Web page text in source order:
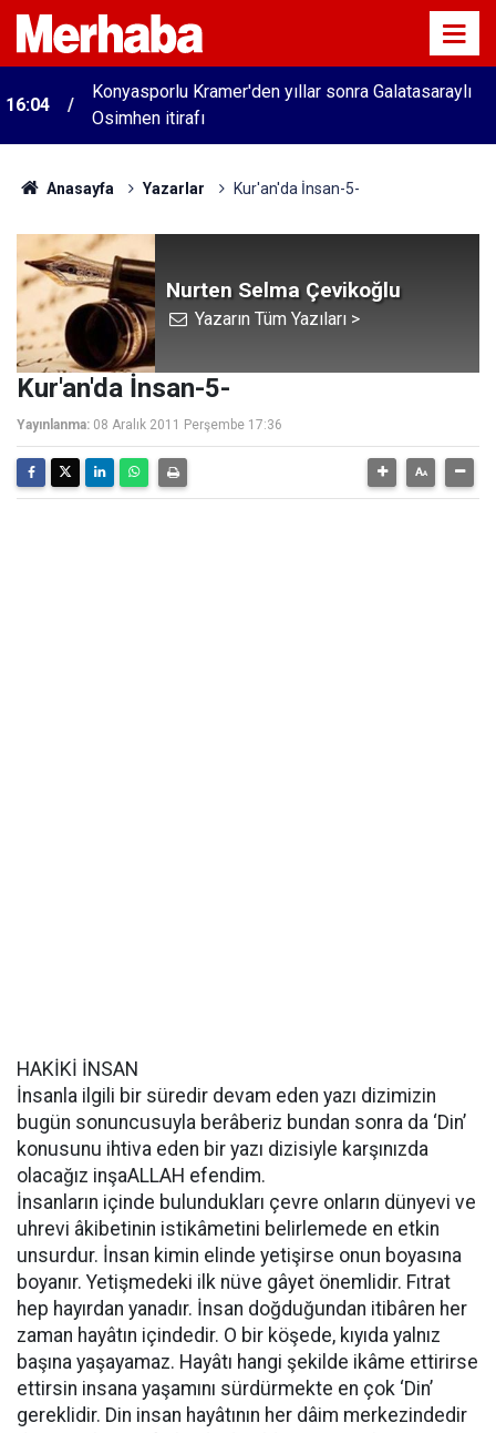
16:04
Konyasporlu Kramer'den yıllar sonra Galatasaraylı
Osimhen itirafı
Anasayfa Yazarlar Kur'an'da İnsan-5-
Nurten Selma Çevikoğlu
Yazarın Tüm Yazıları >
Kur'an'da İnsan-5-
Yayınlanma: 08 Aralık 2011 Perşembe 17:36
HAKİKİ İNSAN
İnsanla ilgili bir süredir devam eden yazı dizimizin
bugün sonuncusuyla berâberiz bundan sonra da ‘Din’
konusunu ihtiva eden bir yazı dizisiyle karşınızda
olacağız inşaALLAH efendim.
İnsanların içinde bulundukları çevre onların dünyevi ve
uhrevi âkibetinin istikâmetini belirlemede en etkin
unsurdur. İnsan kimin elinde yetişirse onun boyasına
boyanır. Yetişmedeki ilk nüve gâyet önemlidir. Fıtrat
hep hayırdan yanadır. İnsan doğduğundan itibâren her
zaman hayâtın içindedir. O bir köşede, kıyıda yalnız
başına yaşayamaz. Hayâtı hangi şekilde ikâme ettirirse
ettirsin insana yaşamını sürdürmekte en çok ‘Din’
gereklidir. Din insan hayâtının her dâim merkezindedir